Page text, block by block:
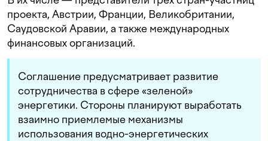
проекта, Австрии, Франции, Великобритании,
Саудовской Аравии, а также международных
финансовых организаций.
Соглашение предусматривает развитие
сотрудничества в сфере «зеленой»
энергетики. Стороны планируют выработать
взаимно приемлемые механизмы
использования водно-энергетических